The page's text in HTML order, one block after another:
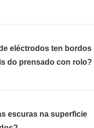
eléctrodos ten bordos
do prensado con rolo?
escuras na superficie